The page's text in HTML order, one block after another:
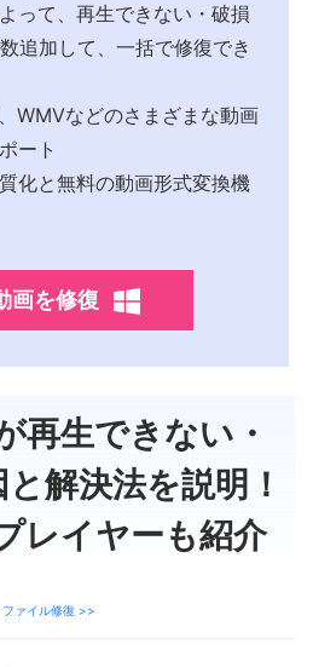
って、再生できない・破損
追加して、一括で修復でき
WMVなどのさまざまな動画
ート
化と無料の動画形式変換機
画を修復
再生できない・
解決法を説明！
レイヤーも紹介
ファイル修復 >>